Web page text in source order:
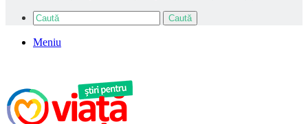
Caută
Meniu